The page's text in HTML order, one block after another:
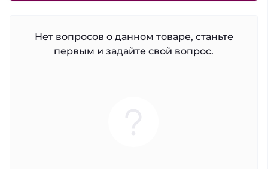
Нет вопросов о данном товаре, станьте
первым и задайте свой вопрос.